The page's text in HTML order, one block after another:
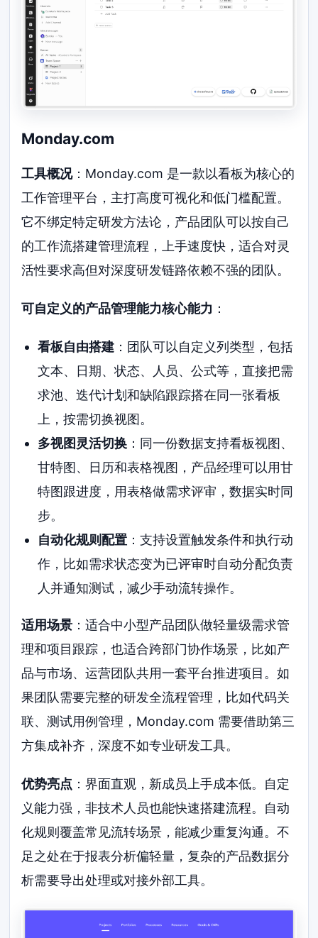
Monday.com
工具概况：Monday.com 是一款以看板为核心的
工作管理平台，主打高度可视化和低门槛配置。
它不绑定特定研发方法论，产品团队可以按自己
的工作流搭建管理流程，上手速度快，适合对灵
活性要求高但对深度研发链路依赖不强的团队。
可自定义的产品管理能力核心能力 ：
看板自由搭建：团队可以自定义列类型，包括
文本、日期、状态、人员、公式等，直接把需
求池、迭代计划和缺陷跟踪搭在同一张看板
上，按需切换视图。
多视图灵活切换：同一份数据支持看板视图、
甘特图、日历和表格视图，产品经理可以用甘
特图跟进度，用表格做需求评审，数据实时同
步。
自动化规则配置：支持设置触发条件和执行动
作，比如需求状态变为已评审时自动分配负责
人并通知测试，减少手动流转操作。
适用场景 ：适合中小型产品团队做轻量级需求管
理和项目跟踪，也适合跨部门协作场景，比如产
品与市场、运营团队共用一套平台推进项目。如
果团队需要完整的研发全流程管理，比如代码关
联、测试用例管理，Monday.com 需要借助第三
方集成补齐，深度不如专业研发工具。
优势亮点 ：界面直观，新成员上手成本低。自定
义能力强，非技术人员也能快速搭建流程。自动
化规则覆盖常见流转场景，能减少重复沟通。不
足之处在于报表分析偏轻量，复杂的产品数据分
析需要导出处理或对接外部工具。